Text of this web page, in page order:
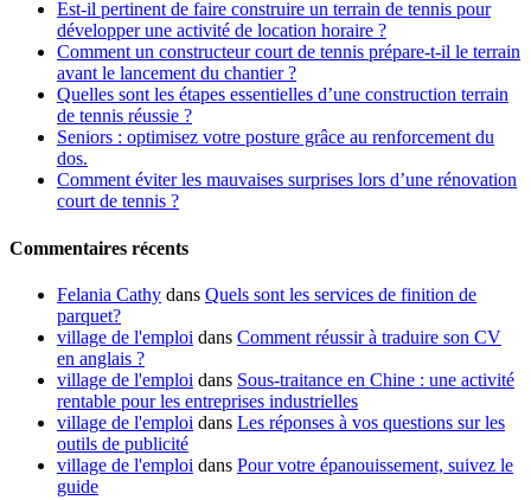
Est-il pertinent de faire construire un terrain de tennis pour
développer une activité de location horaire ?
Comment un constructeur court de tennis prépare-t-il le terrain
avant le lancement du chantier ?
Quelles sont les étapes essentielles d’une construction terrain
de tennis réussie ?
Seniors : optimisez votre posture grâce au renforcement du
dos.
Comment éviter les mauvaises surprises lors d’une rénovation
court de tennis ?
Commentaires récents
Felania Cathy dans Quels sont les services de finition de
parquet?
village de l'emploi dans Comment réussir à traduire son CV
en anglais ?
village de l'emploi dans Sous-traitance en Chine : une activité
rentable pour les entreprises industrielles
village de l'emploi dans Les réponses à vos questions sur les
outils de publicité
village de l'emploi dans Pour votre épanouissement, suivez le
guide